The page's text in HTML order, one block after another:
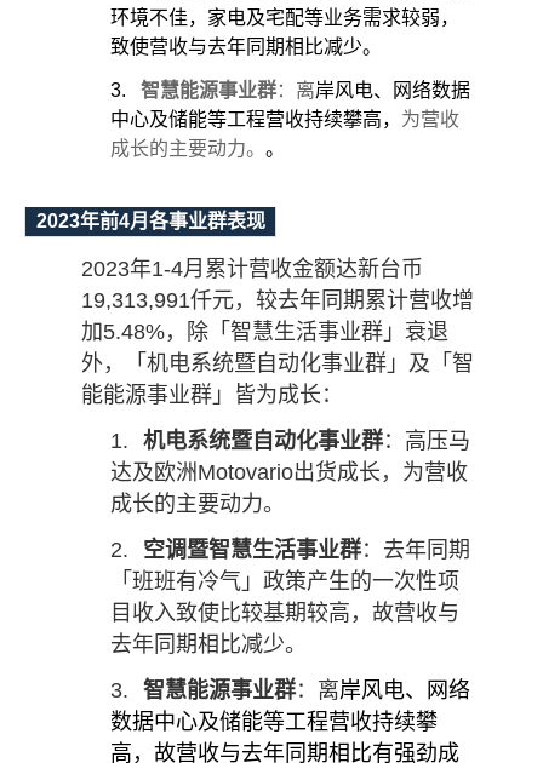
环境不佳，家电及宅配等业务需求较弱，
致使营收与去年同期相比减少。
3. 智慧能源事业群：离岸风电、网络数据
中心及储能等工程营收持续攀高， 为营收
成长的主要动力。 。
2023年前4月各事业群表现
2023年1-4月累计营收金额达新台币
19,313,991仟元，较去年同期累计营收增
加5.48%，除「智慧生活事业群」衰退
外，「机电系统暨自动化事业群」及「智
能能源事业群」皆为成长：
1.
机电系统暨自动化事业群：高压马
达及欧洲 Motovario出货成长，为营收
成长的主要动力。
2.
空调暨智慧生活事业群：去年同期
「班班有冷气」政策产生的一次性项
目收入致使比较基期较高，故营收与
去年同期相比减少。
3.
智慧能源事业群：离岸风电、网络
数据中心及储能等工程营收持续攀
高，故营收与去年同期相比有强劲成